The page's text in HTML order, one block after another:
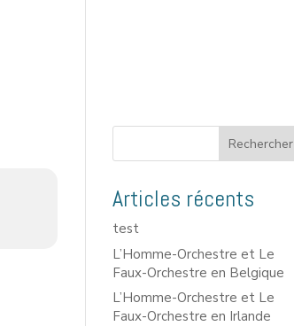
Rechercher
Articles récents
test
L’Homme-Orchestre et Le
Faux-Orchestre en Belgique
L’Homme-Orchestre et Le
Faux-Orchestre en Irlande